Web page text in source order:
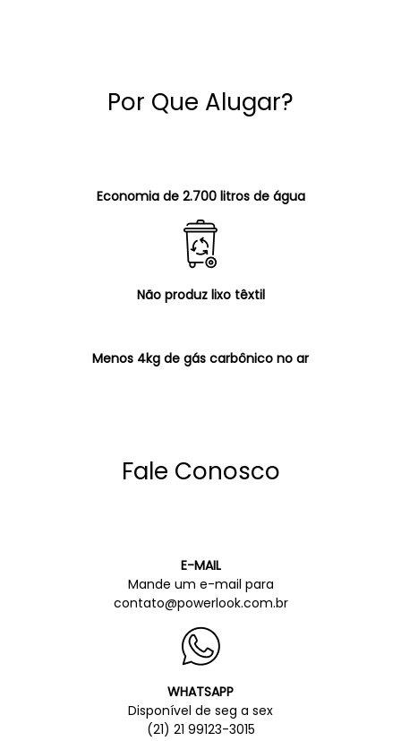
Por Que Alugar?
Economia de 2.700 litros de água
Não produz lixo têxtil
Menos 4kg de gás carbônico no ar
Fale Conosco
E-MAIL
Mande um e-mail para
contato@powerlook.com.br
WHATSAPP
Disponível de seg a sex
(21) 21 99123-3015